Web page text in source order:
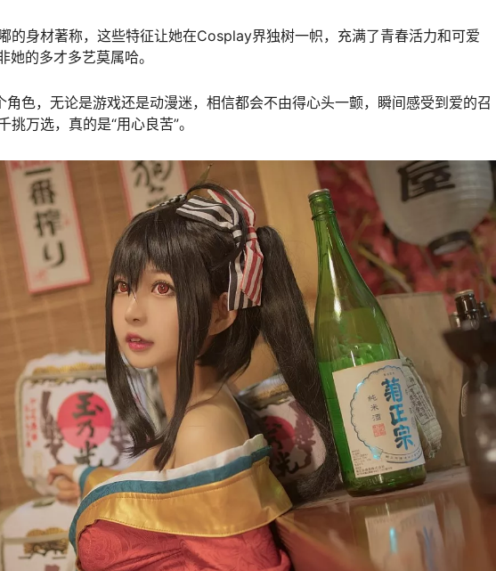
的身材著称，这些特征让她在Cosplay界独树一帜，充满了青春活力和可爱
的多才多艺莫属哈。
角色，无论是游戏还是动漫迷，相信都会不由得心头一颤，瞬间感受到爱的召
万选，真的是“用心良苦”。